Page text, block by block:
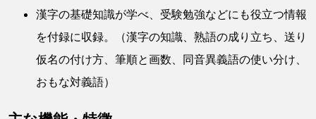
漢字の基礎知識が学べ、受験勉強などにも役立つ情報
を付録に収録。（漢字の知識、熟語の成り立ち、送り
仮名の付け方、筆順と画数、同音異義語の使い分け、
おもな対義語）